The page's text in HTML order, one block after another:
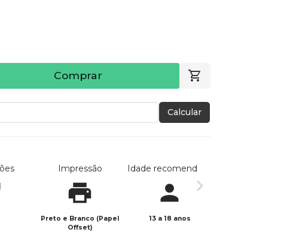
Comprar
Calcular
Impressão
Preto e Branco (Papel
Offset)
Idade recomendada
13 a 18 anos